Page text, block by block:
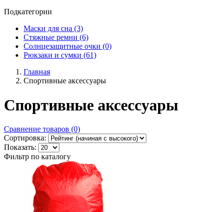
Подкатегории
Маски для сна (3)
Стяжные ремни (6)
Солнцезащитные очки (0)
Рюкзаки и сумки (61)
Главная
Спортивные аксессуары
Спортивные аксессуары
Сравнение товаров (0)
Сортировка:
Показать:
Фильтр по каталогу